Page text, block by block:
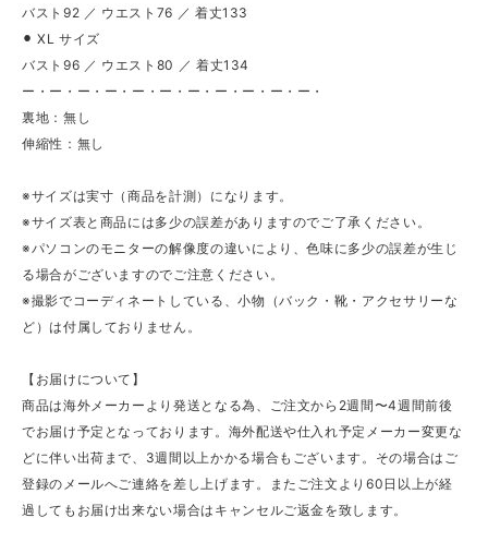
バスト92 ／ ウエスト76 ／ 着丈133
⚫︎ XL サイズ
バスト96 ／ ウエスト80 ／ 着丈134
ー・ー・ー・ー・ー・ー・ー・ー・ー・ー・ー・
裏地：無し
伸縮性：無し
※サイズは実寸（商品を計測）になります。
※サイズ表と商品には多少の誤差がありますのでご了承ください。
※パソコンのモニターの解像度の違いにより、色味に多少の誤差が生じ
る場合がございますのでご注意ください。
※撮影でコーディネートしている、小物（バック・靴・アクセサリーな
ど）は付属しておりません。
【お届けについて】
商品は海外メーカーより発送となる為、ご注文から2週間〜4週間前後
でお届け予定となっております。海外配送や仕入れ予定メーカー変更な
どに伴い出荷まで、3週間以上かかる場合もございます。その場合はご
登録のメールへご連絡を差し上げます。またご注文より60日以上が経
過してもお届け出来ない場合はキャンセルご返金を致します。